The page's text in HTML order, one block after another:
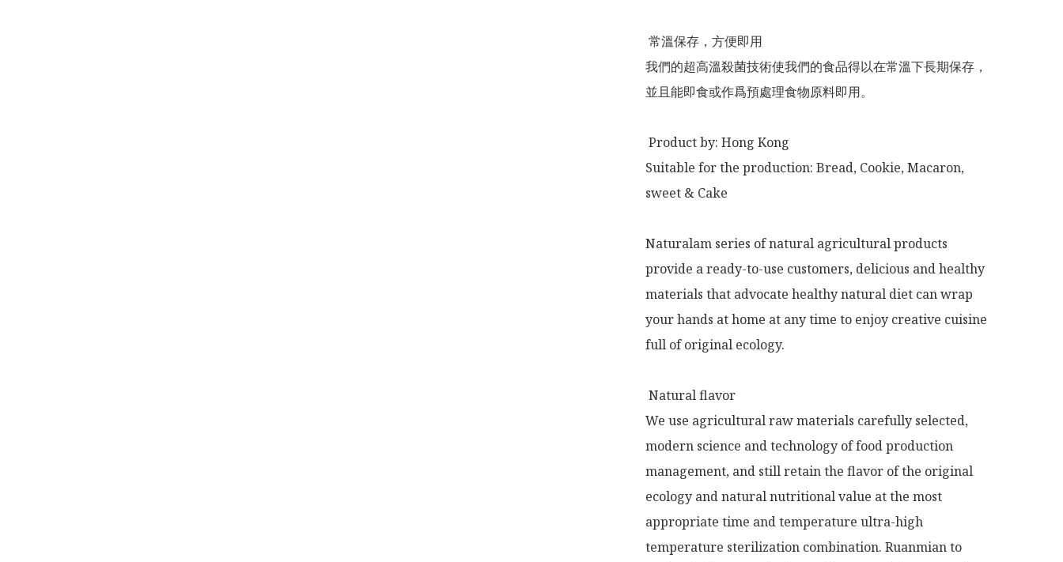
我們的超高溫殺菌技術使我們的食品得以在常溫下長期保存，
並且能即食或作爲預處理食物原料即用。
Suitable for the production: Bread, Cookie, Macaron,
sweet & Cake
Naturalam series of natural agricultural products
provide a ready-to-use customers, delicious and healthy
materials that advocate healthy natural diet can wrap
your hands at home at any time to enjoy creative cuisine
full of original ecology.
Natural flavor
We use agricultural raw materials carefully selected,
modern science and technology of food production
management, and still retain the flavor of the original
ecology and natural nutritional value at the most
appropriate time and temperature ultra-high
temperature sterilization combination. Ruanmian to